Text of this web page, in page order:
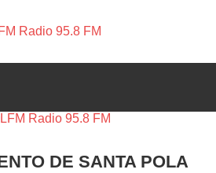
Radio
en Vega Baja y Radio en el Medio
DE SANTA POLA